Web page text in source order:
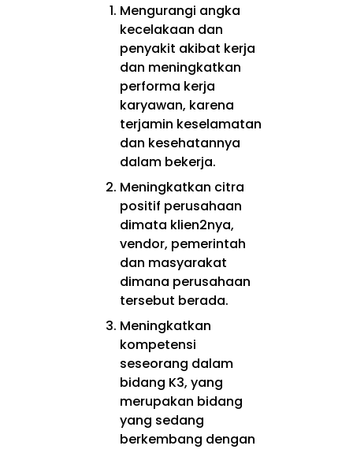
Mengurangi angka
kecelakaan dan
penyakit akibat kerja
dan meningkatkan
performa kerja
karyawan, karena
terjamin keselamatan
dan kesehatannya
dalam bekerja.
Meningkatkan citra
positif perusahaan
dimata klien2nya,
vendor, pemerintah
dan masyarakat
dimana perusahaan
tersebut berada.
Meningkatkan
kompetensi
seseorang dalam
bidang K3, yang
merupakan bidang
yang sedang
berkembang dengan